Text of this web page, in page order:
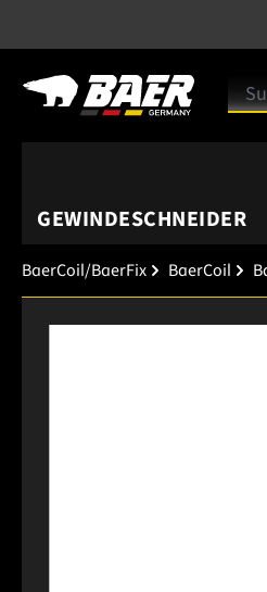
GEWINDESCHNEIDER
BaerCoil/BaerFix BaerCoil